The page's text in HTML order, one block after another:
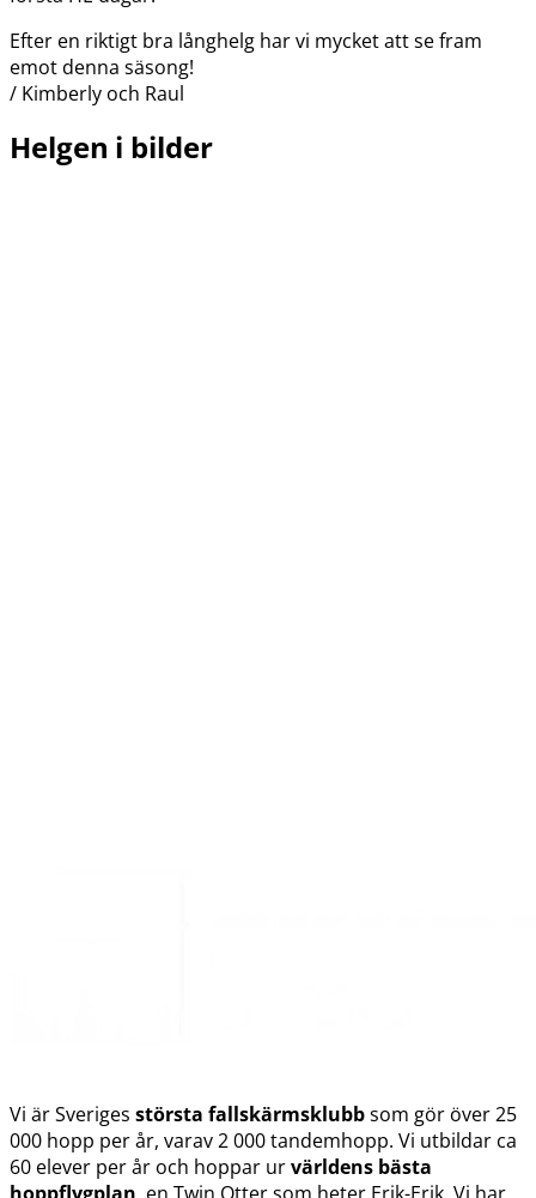
Efter en riktigt bra långhelg har vi mycket att se fram
emot denna säsong!
/ Kimberly och Raul
Helgen i bilder
Vi är Sveriges största fallskärmsklubbsom gör över 25
000 hopp per år, varav 2 000 tandemhopp. Vi utbildar ca
60 elever per år och hoppar urvärldens bästa